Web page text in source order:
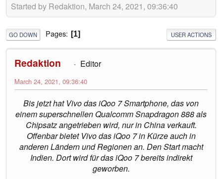
Started by Redaktion, March 24, 2021, 09:36:40
GO DOWN Pages 1 USER ACTIONS
Redaktion Editor
March 24, 2021, 09:36:40
Bis jetzt hat Vivo das iQoo 7 Smartphone, das von
einem superschnellen Qualcomm Snapdragon 888 als
Chipsatz angetrieben wird, nur in China verkauft.
Offenbar bietet Vivo das iQoo 7 in Kürze auch in
anderen Ländern und Regionen an. Den Start macht
Indien. Dort wird für das iQoo 7 bereits indirekt
geworben.